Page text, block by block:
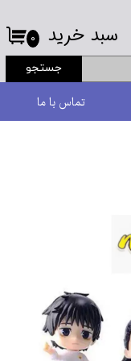
جستجو
۰ سبد خرید
تماس با ما